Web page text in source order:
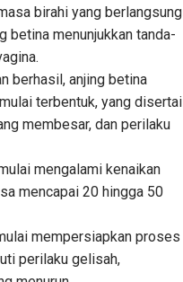
birahi yang berlangsung
betina menunjukkan tanda-
berhasil, anjing betina
terbentuk, yang disertai
membesar, dan perilaku
mengalami kenaikan
mencapai 20 hingga 50
mempersiapkan proses
perilaku gelisah,